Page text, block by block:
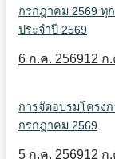
กรกฎาคม 2569 ทุ
ประจำปี 2569
6 ก.ค. 256912 ก
การจัดอบรมโครง
กรกฎาคม 2569
5 ก.ค. 256912 ก